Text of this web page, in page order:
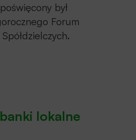
był
Forum
banki lokalne